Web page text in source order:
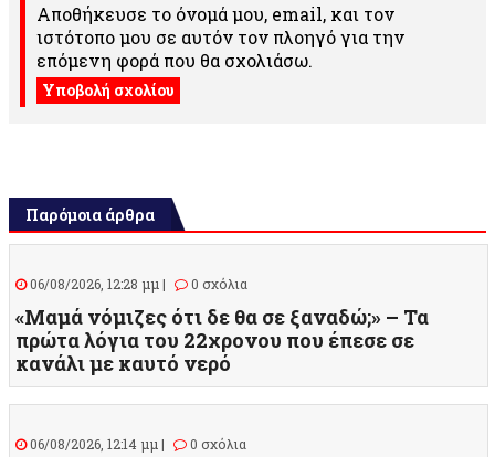
Αποθήκευσε το όνομά μου, email, και τον
ιστότοπο μου σε αυτόν τον πλοηγό για την
επόμενη φορά που θα σχολιάσω.
Παρόμοια άρθρα
06/08/2026, 12:28 μμ | 0 σχόλια
«Μαμά νόμιζες ότι δε θα σε ξαναδώ;» – Τα
πρώτα λόγια του 22χρονου που έπεσε σε
κανάλι με καυτό νερό
06/08/2026, 12:14 μμ | 0 σχόλια